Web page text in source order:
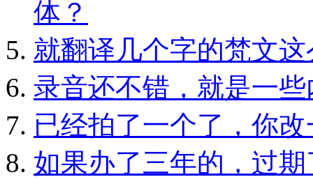
体？
就翻译几个字的梵文
录音还不错，就是一
已经拍了一个了，你
如果办了三年的，过